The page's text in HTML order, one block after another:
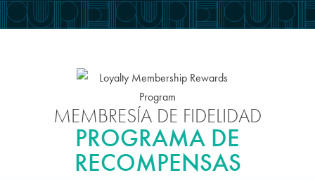
MEMBRESÍA DE FIDELIDAD
PROGRAMA DE
RECOMPENSAS